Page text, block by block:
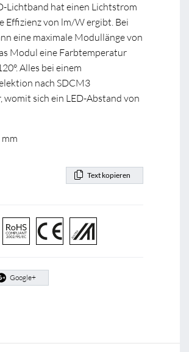
Lichtband hat einen Lichtstrom
Effizienz von lm/W ergibt. Bei
eine maximale Modullänge von
Modul eine Farbtemperatur
Alles bei einem
nach SDCM3
womit sich ein LED-Abstand von
mm
Text kopieren
Google+